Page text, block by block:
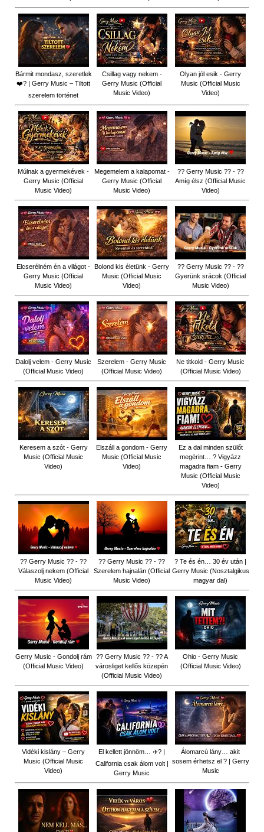
Bármit mondasz, szeretlek
❤️‍? | Gerry Music – Tiltott
szerelem történet
Csillag vagy nekem -
Gerry Music (Official
Music Video)
Olyan jól esik - Gerry
Music (Official Music
Video)
Múlnak a gyermekévek -
Gerry Music (Official
Music Video)
Megemelem a kalapomat -
Gerry Music (Official
Music Video)
?? Gerry Music ?? - ??
Amíg élsz (Official Music
Video)
Elcserélném én a világot -
Gerry Music (Official
Music Video)
Bolond kis életünk - Gerry
Music (Official Music
Video)
?? Gerry Music ?? - ??
Gyerünk srácok (Official
Music Video)
Dalolj velem - Gerry Music
(Official Music Video)
Szerelem - Gerry Music
(Official Music Video)
Ne titkold - Gerry Music
(Official Music Video)
Keresem a szót - Gerry
Music (Official Music
Video)
Elszáll a gondom - Gerry
Music (Official Music
Video)
Ez a dal minden szülőt
megérint… ? Vigyázz
magadra fiam - Gerry
Music (Official Music
Video)
?? Gerry Music ?? - ??
Válaszolj nekem (Official
Music Video)
?? Gerry Music ?? - ??
Szerelem hajnalán (Official
Music Video)
? Te és én… 30 év után |
Gerry Music (Nosztalgikus
magyar dal)
Gerry Music - Gondolj rám
(Official Music Video)
?? Gerry Music ?? - ?? A
városliget kellős közepén
(Official Music Video)
Ohio - Gerry Music
(Official Music Video)
Vidéki kislány – Gerry
Music (Official Music
Video)
El kellett jönnöm… ✈️? |
California csak álom volt |
Gerry Music
Álomarcú lány… akit
sosem érhetsz el ? | Gerry
Music